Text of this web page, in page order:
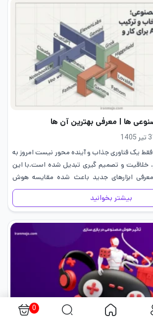
ها | معرفی بهترین آن ها
1405
یک فناوری جذاب و آینده محور نیست امروز به
خلاقیت و تصمیم گیری تبدیل شده است.با این
ابزارهای جدید باعث شده مقایسه هوش
بهترین…
بیشتر بخوانید
0